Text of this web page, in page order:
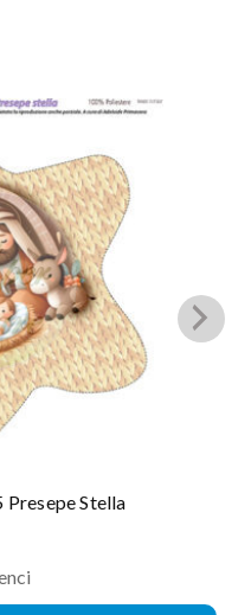
Presepe Stella